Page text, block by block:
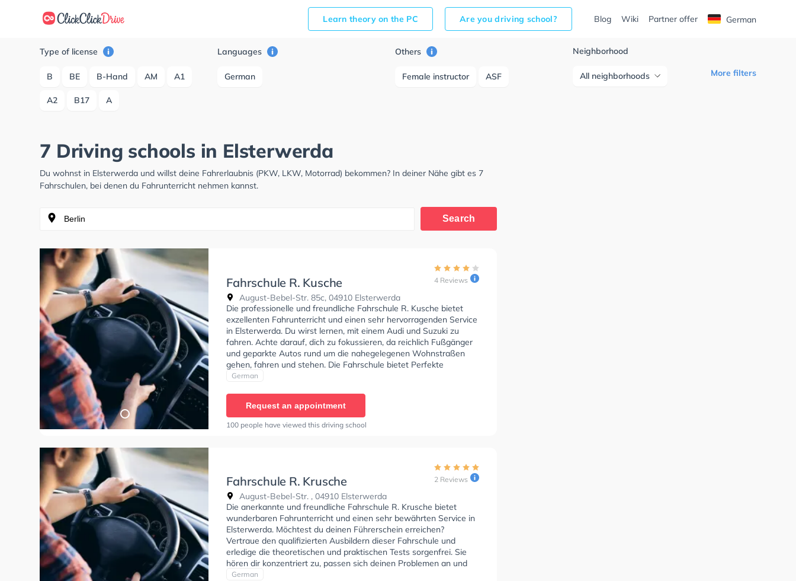
Learn theory on the PC Are you driving school? Blog Wiki Partner offer German
Type of license
B BE B-Hand AM A1
A2 B17 A
Languages
German
Others
Female instructor ASF
Neighborhood
All neighborhoods More filters
7 Driving schools in Elsterwerda
Du wohnst in Elsterwerda und willst deine Fahrerlaubnis (PKW, LKW, Motorrad) bekommen? In deiner Nähe gibt es 7
Fahrschulen, bei denen du Fahrunterricht nehmen kannst.
Search
Fahrschule R. Kusche
August-Bebel-Str. 85c, 04910 Elsterwerda
4 Reviews
Die professionelle und freundliche Fahrschule R. Kusche bietet
exzellenten Fahrunterricht und einen sehr hervorragenden Service
in Elsterwerda. Du wirst lernen, mit einem Audi und Suzuki zu
fahren. Achte darauf, dich zu fokussieren, da reichlich Fußgänger
und geparkte Autos rund um die nahegelegenen Wohnstraßen
gehen, fahren und stehen. Die Fahrschule bietet Perfekte
Bedingungen um deine Klasse A1, Klasse B, Klasse AM und
German
Request an appointment
100 people have viewed this driving school
Fahrschule R. Krusche
August-Bebel-Str. , 04910 Elsterwerda
2 Reviews
Die anerkannte und freundliche Fahrschule R. Krusche bietet
wunderbaren Fahrunterricht und einen sehr bewährten Service in
Elsterwerda. Möchtest du deinen Führerschein erreichen?
Vertraue den qualifizierten Ausbildern dieser Fahrschule und
erledige die theoretischen und praktischen Tests sorgenfrei. Sie
hören dir konzentriert zu, passen sich deinen Problemen an und
bieten dir eine Lernerfahrung.
German